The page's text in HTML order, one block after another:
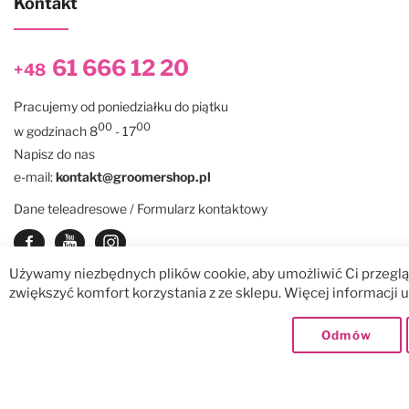
+48 61 666 12 20
Pracujemy od poniedziałku do piątku
w godzinach 800 - 1700
Napisz do nas
e-mail:kontakt@groomershop.pl
Dane teleadresowe / Formularz kontaktowy
Zobacz nasz Facebook
Zobacz nasz kanał Youtube
See our instagram
Używamy niezbędnych plików cookie, aby umożliwić Ci
zwiększyć komfort korzystania z ze sklepu. Więcej informacji
Odmów